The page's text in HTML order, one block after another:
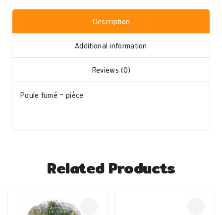
Description
Additional information
Reviews (0)
Poule fumé – pièce
Related Products